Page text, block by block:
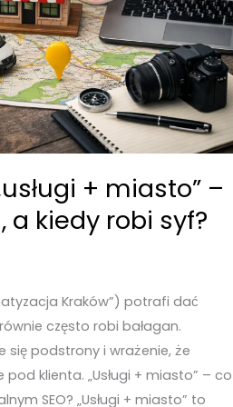
+ miasto” –
a kiedy robi syf?
Kraków”) potrafi dać
często robi bałagan.
się podstrony i wrażenie, że
pod klienta. „Usługi + miasto” – co
SEO? „Usługi + miasto” to